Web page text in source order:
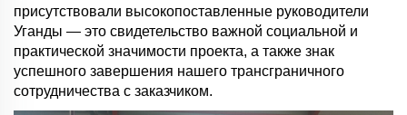
присутствовали высокопоставленные руководители
Уганды — это свидетельство важной социальной и
практической значимости проекта, а также знак
успешного завершения нашего трансграничного
сотрудничества с заказчиком.